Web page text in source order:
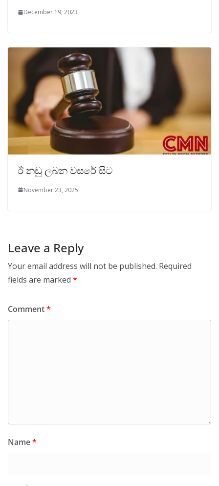
December 19, 2023
ඊ නඩු ලබන වසරේ සිට
November 23, 2025
Leave a Reply
Your email address will not be published. Required
fields are marked *
Comment*
Name*